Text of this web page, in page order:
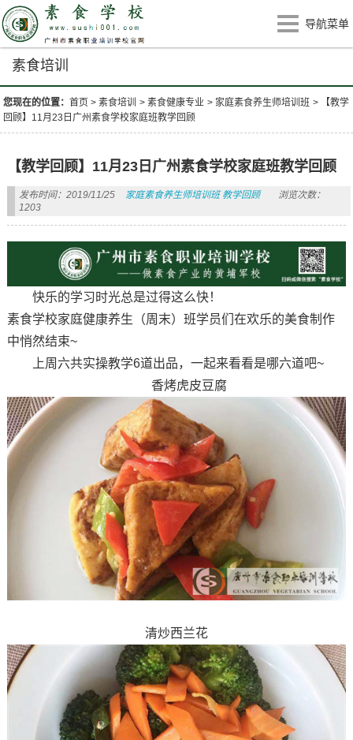
导航菜单
素食培训
您现在的位置：首页 >素食培训 >素食健康专业 > 家庭素食养生师培训班 >
【教学
回顾】11月23日广州素食学校家庭班教学回顾
【教学回顾】11月23日广州素食学校家庭班教学回顾
发布时间：2019/11/25 家庭素食养生师培训班 教学回顾
浏览次数：
1203
快乐的学习时光总是过得这么快！
素食学校家庭健康养生（周末）班学员们在欢乐的美食制作
中悄然结束~
上周六共实操教学6道出品，一起来看看是哪六道吧~
香烤虎皮豆腐
清炒西兰花